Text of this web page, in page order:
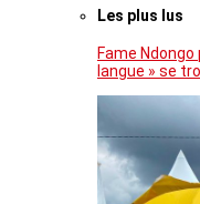
Les plus lus
Fame
langue » se